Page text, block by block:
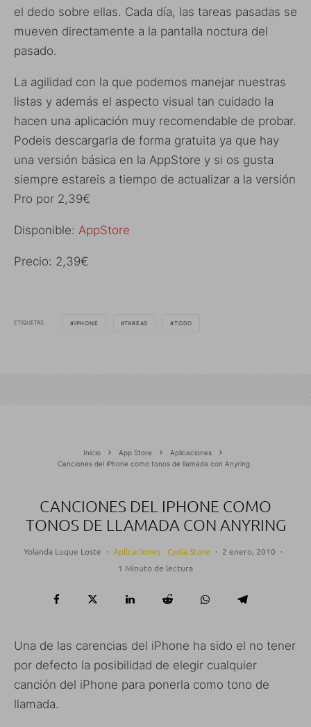
el dedo sobre ellas. Cada día, las tareas pasadas se
mueven directamente a la pantalla noctura del
pasado.
La agilidad con la que podemos manejar nuestras
listas y además el aspecto visual tan cuidado la
hacen una aplicación muy recomendable de probar.
Podeis descargarla de forma gratuita ya que hay
una versión básica en la AppStore y si os gusta
siempre estareis a tiempo de actualizar a la versión
Pro por 2,39€
Disponible: AppStore
Precio: 2,39€
ETIQUETAS IPHONE TAREAS TODO
Inicio App Store
Aplicaciones
Canciones del iPhone como tonos de llamada con Anyring
CANCIONES DEL IPHONE COMO
TONOS DE LLAMADA CON ANYRING
Yolanda Luque Loste · Aplicaciones Cydia Store · 2 enero, 2010 ·
1 Minuto de lectura
Una de las carencias del iPhone ha sido el no tener
por defecto la posibilidad de elegir cualquier
canción del iPhone para ponerla como tono de
llamada.